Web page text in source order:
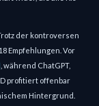
der kontroversen
Empfehlungen. Vor
, während ChatGPT,
profitiert offenbar
Hintergrund.